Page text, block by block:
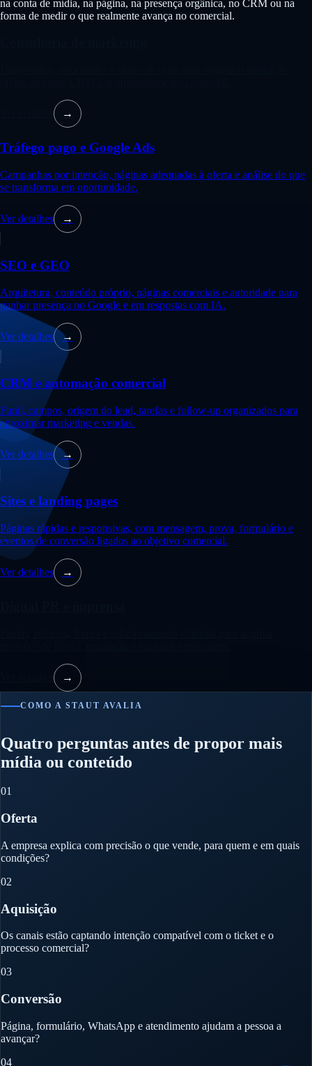
na conta de mídia, na página, na presença orgânica, no CRM ou na
forma de medir o que realmente avança no comercial.
→
Tráfego pago e Google Ads
Campanhas por intenção, páginas adequadas à oferta e análise do que
se transforma em oportunidade.
Ver detalhes →
SEO e GEO
Arquitetura, conteúdo próprio, páginas comerciais e autoridade para
ganhar presença no Google e em respostas com IA.
Ver detalhes →
CRM e automação comercial
Funil, campos, origem do lead, tarefas e follow-up organizados para
aproximar marketing e vendas.
Ver detalhes →
Sites e landing pages
Páginas rápidas e responsivas, com mensagem, prova, formulário e
eventos de conversão ligados ao objetivo comercial.
Ver detalhes →
→
COMO A STAUT AVALIA
Quatro perguntas antes de propor mais
mídia ou conteúdo
01
Oferta
A empresa explica com precisão o que vende, para quem e em quais
condições?
02
Aquisição
Os canais estão captando intenção compatível com o ticket e o
processo comercial?
03
Conversão
Página, formulário, WhatsApp e atendimento ajudam a pessoa a
avançar?
04